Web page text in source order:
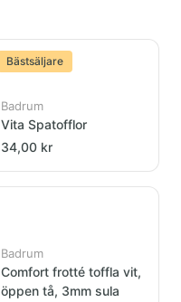
Bästsäljare
Badrum
Vita Spatofflor
34,00 kr
Badrum
Comfort frotté toffla vit,
öppen tå, 3mm sula